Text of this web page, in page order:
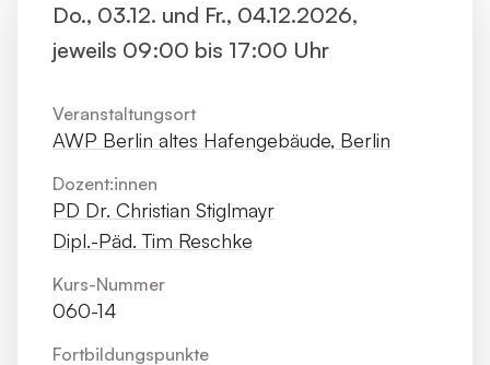
Do., 03.12. und Fr., 04.12.2026,
jeweils 09:00 bis 17:00 Uhr
Veranstaltungsort
AWP Berlin altes Hafengebäude, Berlin
Dozent:innen
PD Dr. Christian Stiglmayr
Dipl.-Päd. Tim Reschke
Kurs-Nummer
060-14
Fortbildungs­punkte